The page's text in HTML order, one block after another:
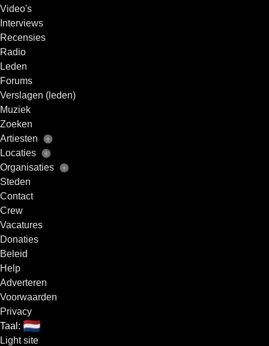
Video's
Interviews
Recensies
Radio
Leden
Forums
Verslagen (leden)
Muziek
Zoeken
Artiesten
Locaties
Organisaties
Steden
Contact
Crew
Vacatures
Donaties
Beleid
Help
Adverteren
Voorwaarden
Privacy
Taal: 🇳🇱
Light site